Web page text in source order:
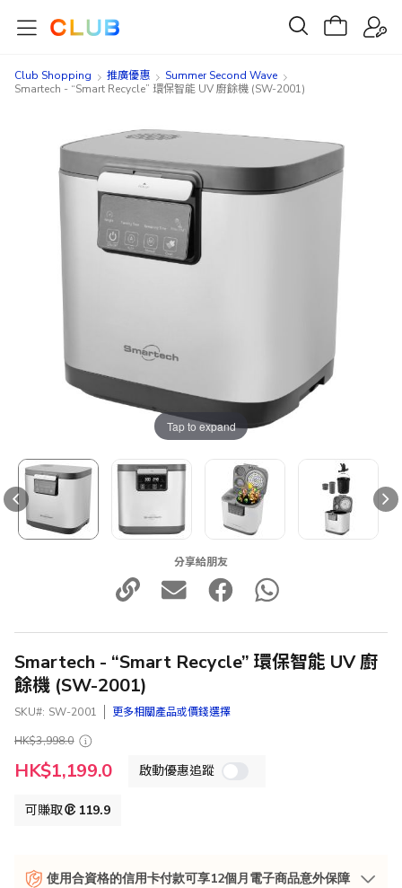
Club Shopping 推廣優惠
Summer Second Wave
Smartech - “Smart Recycle” 環保智能 UV 廚餘機 (SW-2001)
beginning
Tap to expand
分享給朋友
Smartech - “Smart Recycle” 環保智能 UV 廚
餘機 (SW-2001)
SKU SW-2001
更多相關產品或價錢選擇
HK$3,998.0
特
殊
HK$1,199.0 啟動優惠追蹤
可賺取 119.9
使用合資格的信用卡付款可享12個月電子商品意外保障